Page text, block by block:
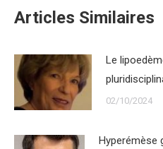
Articles Similaires
Le
02/10/2024
Hyperémèse